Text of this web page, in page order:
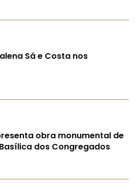
Sá e Costa nos
obra monumental de
dos Congregados